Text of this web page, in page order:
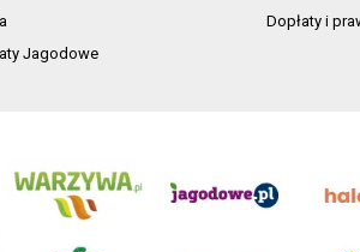
Dopłaty i
Jagodowe